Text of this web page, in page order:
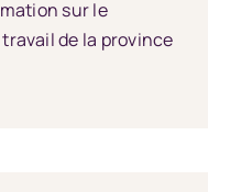
sur le
de la province